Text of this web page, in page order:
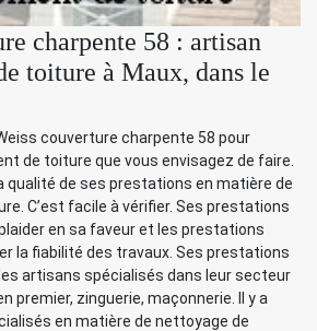
charpente 58 : artisan
toiture à Maux, dans le
couverture charpente 58 pour
de toiture que vous envisagez de faire.
qualité de ses prestations en matière de
C’est facile à vérifier. Ses prestations
en sa faveur et les prestations
la fiabilité des travaux. Ses prestations
artisans spécialisés dans leur secteur
premier, zinguerie, maçonnerie. Il y a
en matière de nettoyage de